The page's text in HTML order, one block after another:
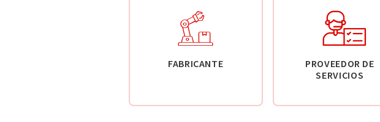
FABRICANTE
PROVEEDOR DE
SERVICIOS